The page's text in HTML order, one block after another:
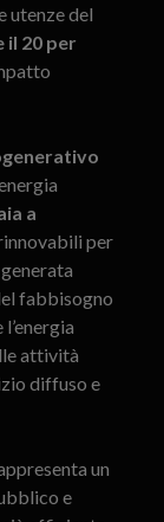
utenze del
il 20 per
a
per
fabbisogno
l’energia
attività
diffuso e
un
e